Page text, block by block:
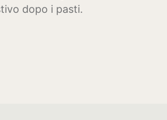
dopo i pasti.